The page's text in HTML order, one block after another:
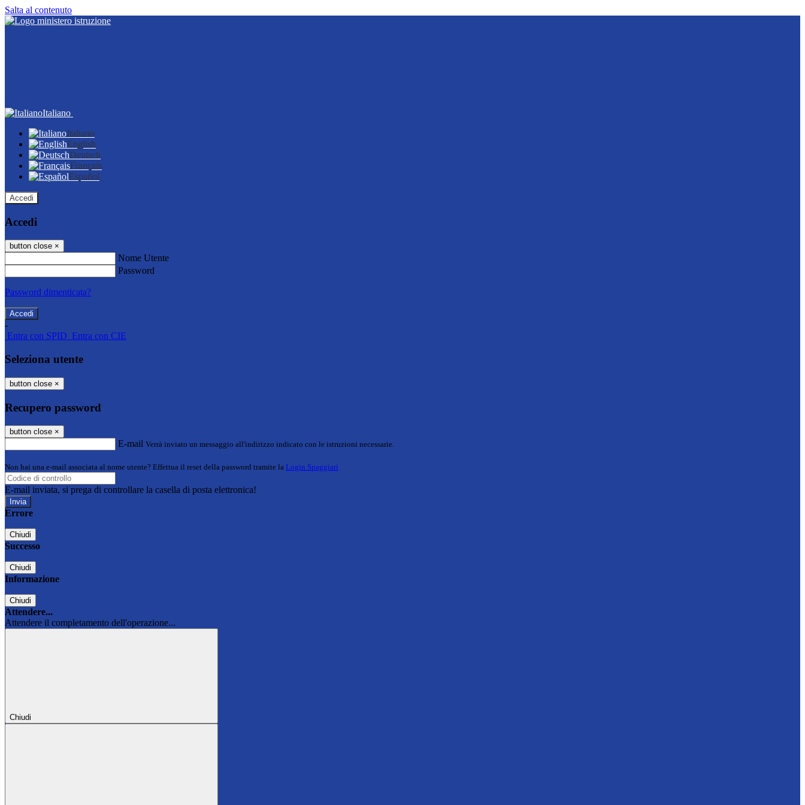
Salta al contenuto
Italiano
Italiano
English
Deutsch
Français
Español
Accedi
Accedi
button close ×
Nome Utente
Password
Password dimenticata?
-
Entra con SPID Entra con CIE
Seleziona utente
button close ×
Recupero password
button close ×
E-mail Verrà inviato un messaggio all'indirizzo indicato con le istruzioni necessarie.
Non hai una e-mail associata al nome utente? Effettua il reset della password tramite la Login Spaggiari
E-mail inviata, si prega di controllare la casella di posta elettronica!
Errore
Chiudi
Successo
Chiudi
Informazione
Chiudi
Attendere...
Attendere il completamento dell'operazione...
Chiudi